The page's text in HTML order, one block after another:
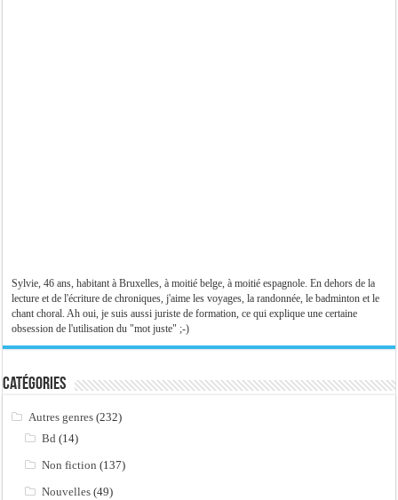
Sylvie, 46 ans, habitant à Bruxelles, à moitié belge, à moitié espagnole. En dehors de la
lecture et de l'écriture de chroniques, j'aime les voyages, la randonnée, le badminton et le
chant choral. Ah oui, je suis aussi juriste de formation, ce qui explique une certaine
obsession de l'utilisation du "mot juste" ;-)
Catégories
Autres genres (232)
Bd (14)
Non fiction (137)
Nouvelles (49)